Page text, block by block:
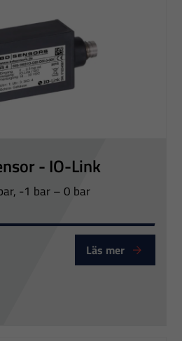
- IO-Link
-1 bar – 0 bar
Läs mer